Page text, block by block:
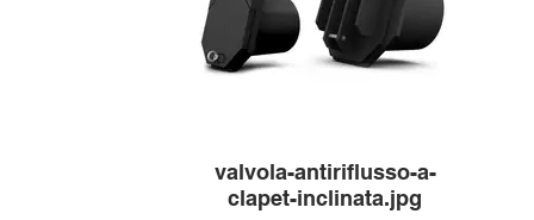
valvola-antiriflusso-a-
clapet-inclinata.jpg